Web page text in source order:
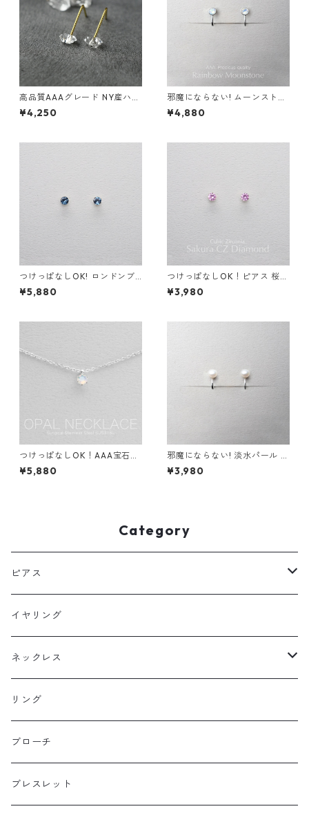
高品質AAAグレード NY産ハー
キマーダイヤモンドのまち針
ピアス シンプル サージカルス
¥4,250
邪魔にならない! ムーンストー
ン イヤリング AAA レインボ
ー サージカルステンレス 金属
¥4,880
つけっぱなしOK! ロンドンブ
ルートパーズ スタッドピアス
宝石質AAA サージカルステン
¥5,880
つけっぱなしOK！ピアス 桜色
CZダイヤ キュービックジルコ
ニア サージカルステンレス 金
¥3,980
つけっぱなしOK！AAA宝石質
オパール ネックレス 一粒ネッ
クレス サージカルステンレス
¥5,880
邪魔にならない! 淡水パール イ
ヤリング 金属アレルギー サー
ジカルステンレス スキンジュ
¥3,980
Category
ピアス
フックピアス
スタッドピアス
ニュースタイル
イヤリング
ネックレス
ラージサイズ
ミドルサイズ
プチサイズ
リング
ブローチ
ブレスレット